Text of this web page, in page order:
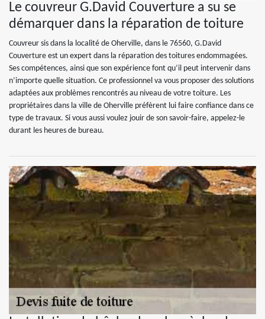
Le couvreur G.David Couverture a su se
démarquer dans la réparation de toiture
Couvreur sis dans la localité de Oherville, dans le 76560, G.David
Couverture est un expert dans la réparation des toitures endommagées.
Ses compétences, ainsi que son expérience font qu’il peut intervenir dans
n’importe quelle situation. Ce professionnel va vous proposer des solutions
adaptées aux problèmes rencontrés au niveau de votre toiture. Les
propriétaires dans la ville de Oherville préfèrent lui faire confiance dans ce
type de travaux. Si vous aussi voulez jouir de son savoir-faire, appelez-le
durant les heures de bureau.